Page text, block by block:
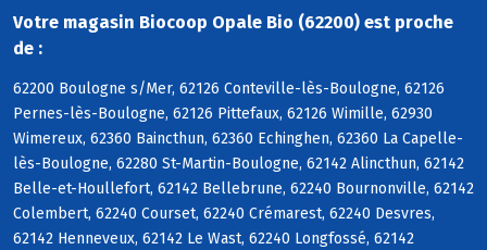
Votre magasin Biocoop Opale Bio (62200) est proche
de :
62200 Boulogne s/Mer, 62126 Conteville-lès-Boulogne, 62126
Pernes-lès-Boulogne, 62126 Pittefaux, 62126 Wimille, 62930
Wimereux, 62360 Baincthun, 62360 Echinghen, 62360 La Capelle-
lès-Boulogne, 62280 St-Martin-Boulogne, 62142 Alincthun, 62142
Belle-et-Houllefort, 62142 Bellebrune, 62240 Bournonville, 62142
Colembert, 62240 Courset, 62240 Crémarest, 62240 Desvres,
62142 Henneveux, 62142 Le Wast, 62240 Longfossé, 62142